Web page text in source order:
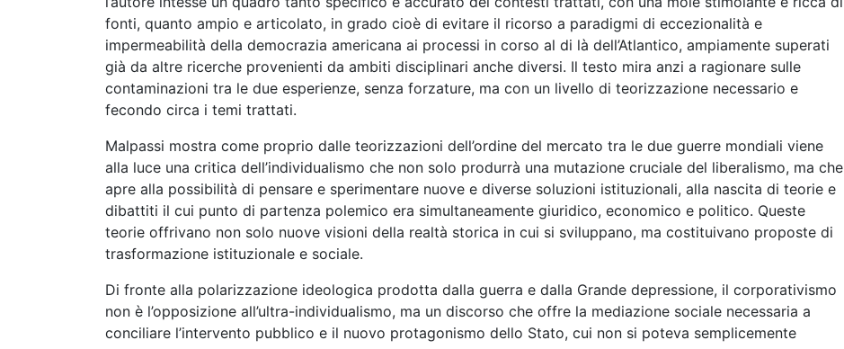
fonti, quanto ampio e articolato, in grado cioè di evitare il ricorso a paradigmi di eccezionalità e
impermeabilità della democrazia americana ai processi in corso al di là dell’Atlantico, ampiamente superati
già da altre ricerche provenienti da ambiti disciplinari anche diversi. Il testo mira anzi a ragionare sulle
contaminazioni tra le due esperienze, senza forzature, ma con un livello di teorizzazione necessario e
fecondo circa i temi trattati.
Malpassi mostra come proprio dalle teorizzazioni dell’ordine del mercato tra le due guerre mondiali viene
alla luce una critica dell’individualismo che non solo produrrà una mutazione cruciale del liberalismo, ma che
apre alla possibilità di pensare e sperimentare nuove e diverse soluzioni istituzionali, alla nascita di teorie e
dibattiti il cui punto di partenza polemico era simultaneamente giuridico, economico e politico. Queste
teorie offrivano non solo nuove visioni della realtà storica in cui si sviluppano, ma costituivano proposte di
trasformazione istituzionale e sociale.
Di fronte alla polarizzazione ideologica prodotta dalla guerra e dalla Grande depressione, il corporativismo
non è l’opposizione all’ultra-individualismo, ma un discorso che offre la mediazione sociale necessaria a
conciliare l’intervento pubblico e il nuovo protagonismo dello Stato, cui non si poteva semplicemente